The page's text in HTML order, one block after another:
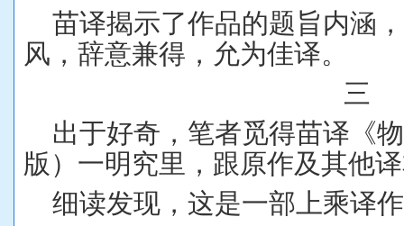
苗译揭示了作品的题旨内涵
风，辞意兼得，允为佳译。
三
出于好奇，笔者觅得苗译《
版）一明究里，跟原作及其他
细读发现，这是一部上乘译